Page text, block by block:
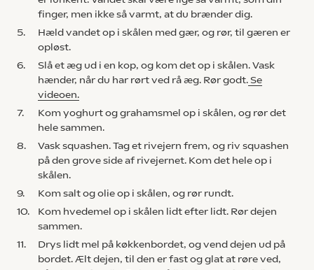
finger, men ikke så varmt, at du brænder dig.
5.
Hæld vandet op i skålen med gær, og rør, til gæren er
opløst.
6.
Slå et æg ud i en kop, og kom det op i skålen. Vask
hænder, når du har rørt ved rå æg. Rør godt. Se
videoen.
7.
Kom yoghurt og grahamsmel op i skålen, og rør det
hele sammen.
8.
Vask squashen. Tag et rivejern frem, og riv squashen
på den grove side af rivejernet. Kom det hele op i
skålen.
9.
Kom salt og olie op i skålen, og rør rundt.
10.
Kom hvedemel op i skålen lidt efter lidt. Rør dejen
sammen.
11.
Drys lidt mel på køkkenbordet, og vend dejen ud på
bordet. Ælt dejen, til den er fast og glat at røre ved,